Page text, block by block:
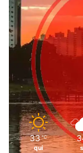
33 ℃
qui